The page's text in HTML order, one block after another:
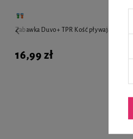
Zabawka Duvo+ TPR Kość pływająca 9,5cm
16,99 zł